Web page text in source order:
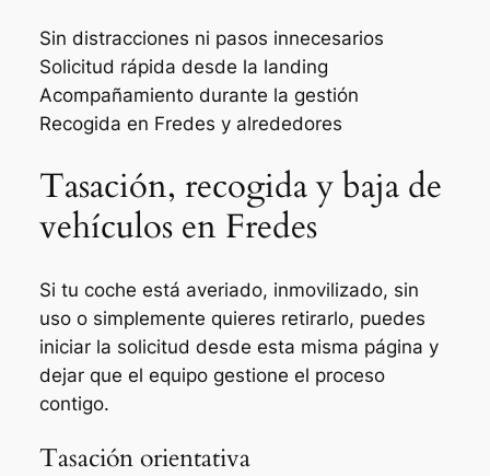
Sin distracciones ni pasos innecesarios
Solicitud rápida desde la landing
Acompañamiento durante la gestión
Recogida en Fredes y alrededores
Tasación, recogida y baja de
vehículos en Fredes
Si tu coche está averiado, inmovilizado, sin
uso o simplemente quieres retirarlo, puedes
iniciar la solicitud desde esta misma página y
dejar que el equipo gestione el proceso
contigo.
Tasación orientativa